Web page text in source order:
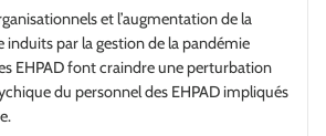
et l’augmentation de la
par la gestion de la pandémie
EHPAD font craindre une perturbation
du personnel des EHPAD impliqués